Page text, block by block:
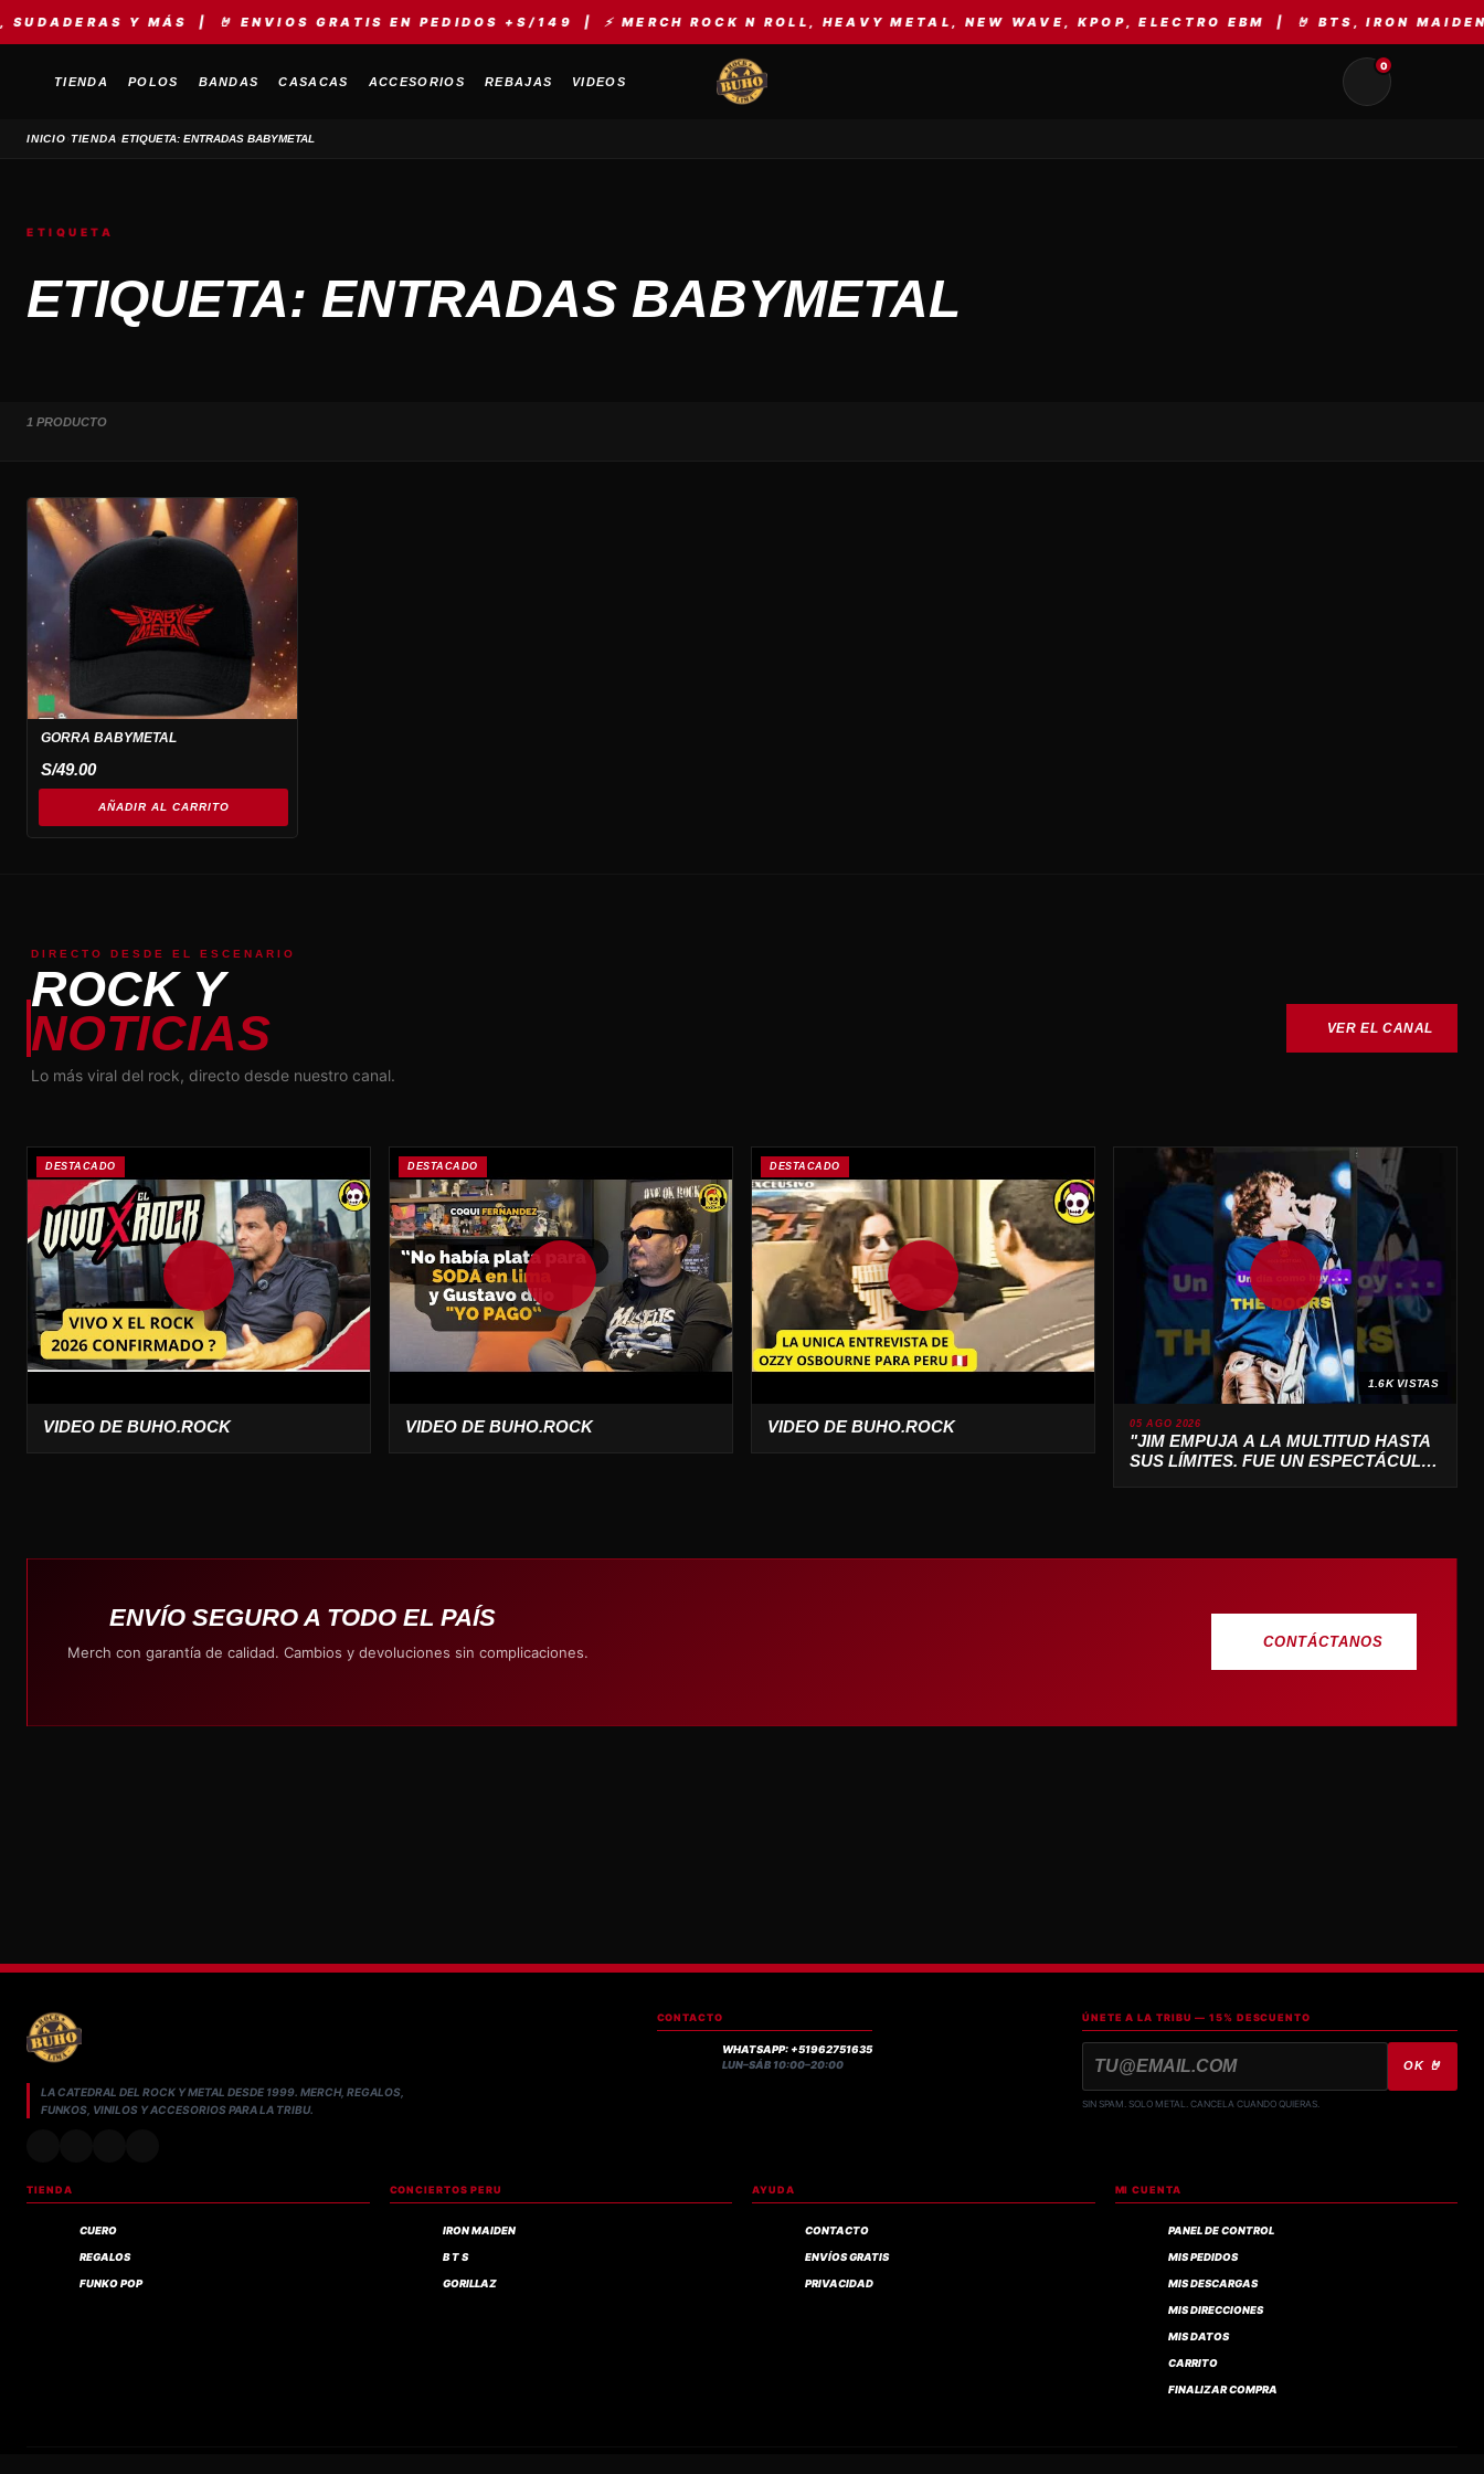
Y MÁS | 🤘 ENVIOS GRATIS EN PEDIDOS +S/149 | ⚡ MERCH ROCK N ROLL, HEAVY METAL, NEW WAVE, KPOP, ELECTRO EBM | 🤘 BTS, IRON MAIDEN,
TIENDA POLOS BANDAS CASACAS ACCESORIOS REBAJAS VIDEOS
0
INICIO›TIENDA›ETIQUETA: ENTRADAS BABYMETAL
ETIQUETA
ETIQUETA: ENTRADAS BABYMETAL
1 PRODUCTO
GORRA BABYMETAL
S/49.00
AÑADIR AL CARRITO
DIRECTO DESDE EL ESCENARIO
ROCK Y
NOTICIAS
Lo más viral del rock, directo desde nuestro canal.
VER EL CANAL
DESTACADO
VIDEO DE BUHO.ROCK
DESTACADO
VIDEO DE BUHO.ROCK
DESTACADO
VIDEO DE BUHO.ROCK
1.6K VISTAS
05 AGO 2026
"JIM EMPUJA A LA MULTITUD HASTA
SUS LÍMITES. FUE UN ESPECTÁCULO
ENVÍO SEGURO A TODO EL PAÍS
Merch con garantía de calidad. Cambios y devoluciones sin complicaciones.
CONTÁCTANOS
LA CATEDRAL DEL ROCK Y METAL DESDE 1999. MERCH, REGALOS,
FUNKOS, VINILOS Y ACCESORIOS PARA LA TRIBU.
CONTACTO
WHATSAPP: +51962751635
LUN–SÁB 10:00–20:00
ÚNETE A LA TRIBU — 15% DESCUENTO
OK 🤘
SIN SPAM. SOLO METAL. CANCELA CUANDO QUIERAS.
TIENDA
CUERO
REGALOS
FUNKO POP
CONCIERTOS PERU
IRON MAIDEN
B T S
GORILLAZ
AYUDA
CONTACTO
ENVÍOS GRATIS
PRIVACIDAD
MI CUENTA
PANEL DE CONTROL
MIS PEDIDOS
MIS DESCARGAS
MIS DIRECCIONES
MIS DATOS
CARRITO
FINALIZAR COMPRA